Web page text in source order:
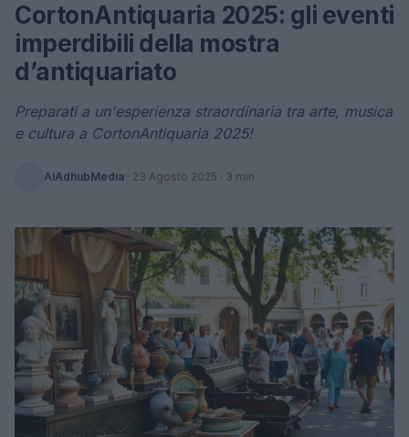
CortonAntiquaria 2025: gli eventi
imperdibili della mostra
d’antiquariato
Preparati a un'esperienza straordinaria tra arte, musica
e cultura a CortonAntiquaria 2025!
AiAdhubMedia · 23 Agosto 2025 · 3 min